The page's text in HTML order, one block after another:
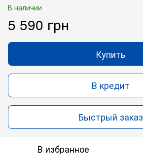
В наличии
5 590 грн
Купить
В кредит
Быстрый заказ
В избранное